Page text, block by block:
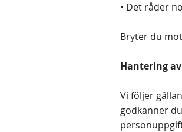
• Det råder
Bryter du
Hantering
Vi följer
godkänner